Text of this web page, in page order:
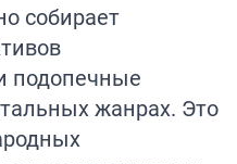
собирает
подопечные
жанрах. Это